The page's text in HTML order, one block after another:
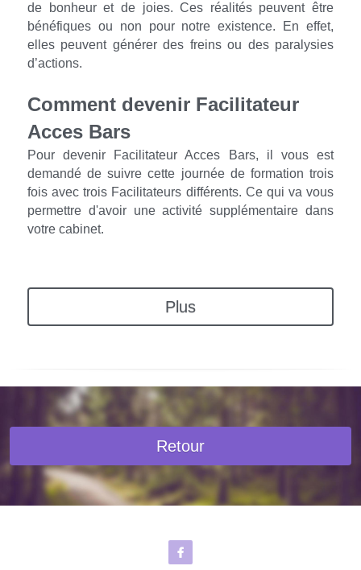
de bonheur et de joies. Ces réalités peuvent être
bénéfiques ou non pour notre existence. En effet,
elles peuvent générer des freins ou des paralysies
d’actions.
Comment devenir Facilitateur
Acces Bars
Pour devenir Facilitateur Acces Bars, il vous est
demandé de suivre cette journée de formation trois
fois avec trois Facilitateurs différents. Ce qui va vous
permettre d'avoir une activité supplémentaire dans
votre cabinet.
Plus
Retour